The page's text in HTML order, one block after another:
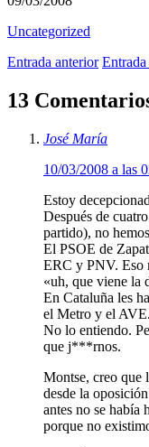
Uncategorized
Entrada anterior
13
José María
10/03/2008 a las
Estoy
Después de
partido), no
El PSOE de
ERC y PNV. Eso
«uh, que viene la
En Cataluña les
el Metro y el
No lo entiendo.
que j***rnos.
Montse, creo que
desde la
antes no se había
porque no